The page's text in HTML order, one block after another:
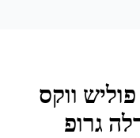
פוליש ווקס
גרופ